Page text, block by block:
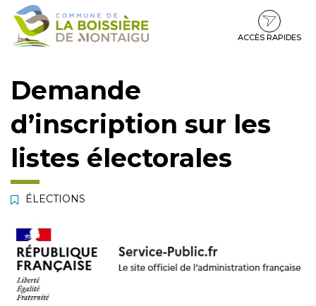
Gestion des traceurs
Aller
Aller
contenu
Aller
pied
ACCÈS RAPIDES
Demande
d’inscription sur les
listes électorales
ÉLECTIONS